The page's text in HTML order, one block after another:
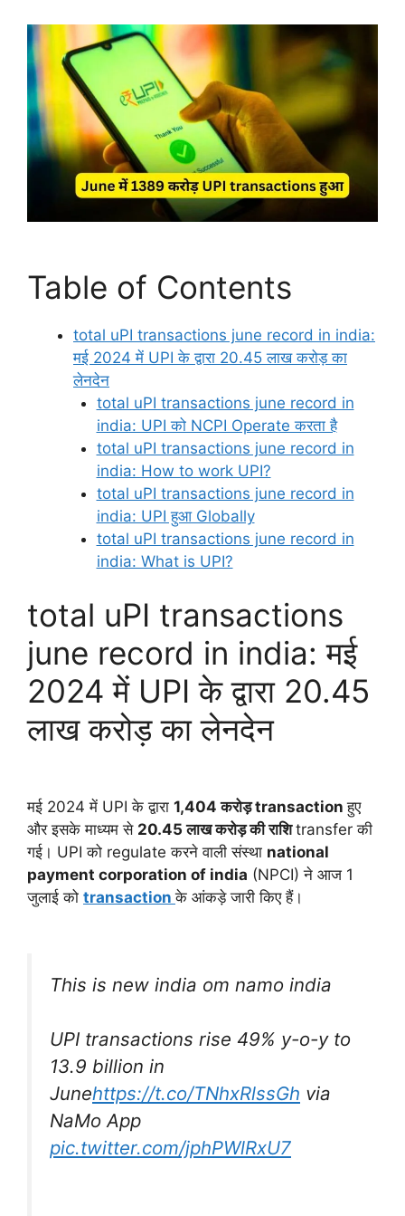
Table of Contents
total uPI transactions june record in india:
मई 2024 में UPI के द्वारा 20.45 लाख करोड़ का
लेनदेन
total uPI transactions june record in
india: UPI को NCPI Operate करता है
total uPI transactions june record in
india: How to work UPI?
total uPI transactions june record in
india: UPI हुआ Globally
total uPI transactions june record in
india: What is UPI?
total uPI transactions
june record in india: मई
2024 में UPI के द्वारा 20.45
लाख करोड़ का लेनदेन
मई 2024 में UPI के द्वारा 1,404 करोड़ transactionहुए
और इसके माध्यम से 20.45 लाख करोड़ की राशिtransfer की
गई। UPI को regulate करने वाली संस्था national
payment corporation of india (NPCI) ने आज 1
जुलाई को transactionके आंकड़े जारी किए हैं।
This is new india om namo india
UPI transactions rise 49% y-o-y to
13.9 billion in
Junehttps://t.co/TNhxRlssGh via
NaMo App
pic.twitter.com/jphPWlRxU7